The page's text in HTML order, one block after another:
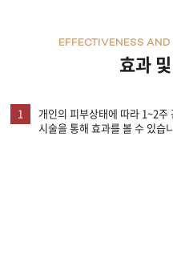
천안신부점
평택점
효과
EFFECTIVENESS
1
개인의 피부상태에 따라 1~2
시술을 통해 효과를 볼 수 있습